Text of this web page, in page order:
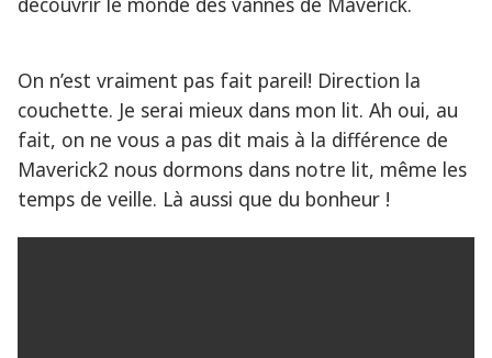
On n’est vraiment pas fait pareil! Direction la
couchette. Je serai mieux dans mon lit. Ah oui, au
fait, on ne vous a pas dit mais à la différence de
Maverick2 nous dormons dans notre lit, même les
temps de veille. Là aussi que du bonheur !